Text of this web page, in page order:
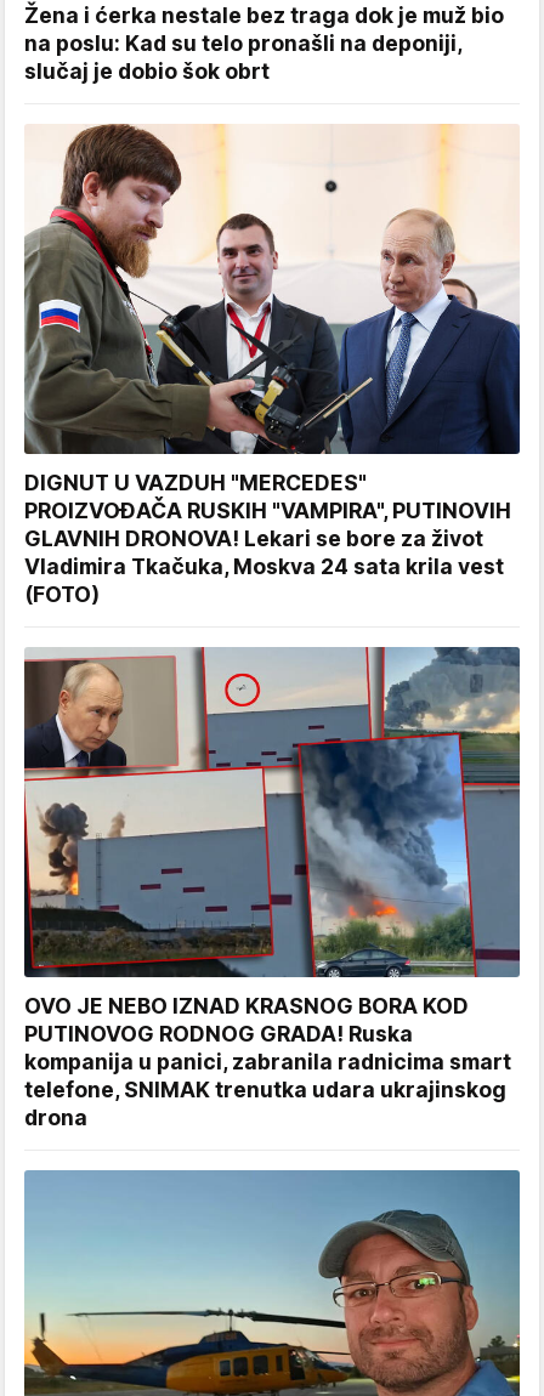
Žena i ćerka nestale bez traga dok je muž bio
na poslu: Kad su telo pronašli na deponiji,
slučaj je dobio šok obrt
DIGNUT U VAZDUH "MERCEDES"
PROIZVOĐAČA RUSKIH "VAMPIRA", PUTINOVIH
GLAVNIH DRONOVA! Lekari se bore za život
Vladimira Tkačuka, Moskva 24 sata krila vest
(FOTO)
OVO JE NEBO IZNAD KRASNOG BORA KOD
PUTINOVOG RODNOG GRADA! Ruska
kompanija u panici, zabranila radnicima smart
telefone, SNIMAK trenutka udara ukrajinskog
drona